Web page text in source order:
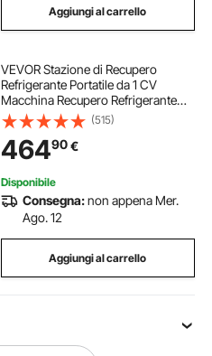
Aggiungi al carrello
VEVOR Stazione di Recupero
Refrigerante Portatile da 1 CV
Macchina Recupero Refrigerante
Doppio Cilindro per Sistema HVAC
per Autoveicoli Velocità 1450
giri/min Temperatura di Lavoro 0–
40 ℃
(515)
46490€
Disponibile
Consegna:non appena Mer.
Ago. 12
Aggiungi al carrello